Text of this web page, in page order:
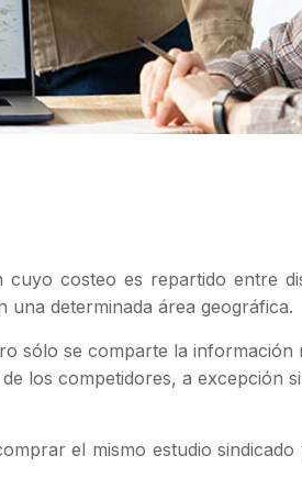
costeo es repartido entre
determinada área geográfica.
sólo se comparte la información
los competidores, a excepción
el mismo estudio